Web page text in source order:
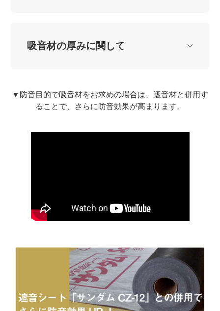
吸音材の厚みに関して
▼防音目的で吸音材をお求めの場合は、遮音材と併用す
ることで、さらに防音効果が高まります。